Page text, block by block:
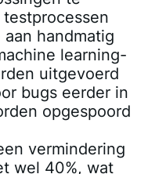
handmatig
learning-
uitgevoerd
bugs eerder in
opgespoord
vermindering
wel 40%, wat